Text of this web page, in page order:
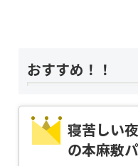
おすすめ！！
寝苦しい
の本麻敷